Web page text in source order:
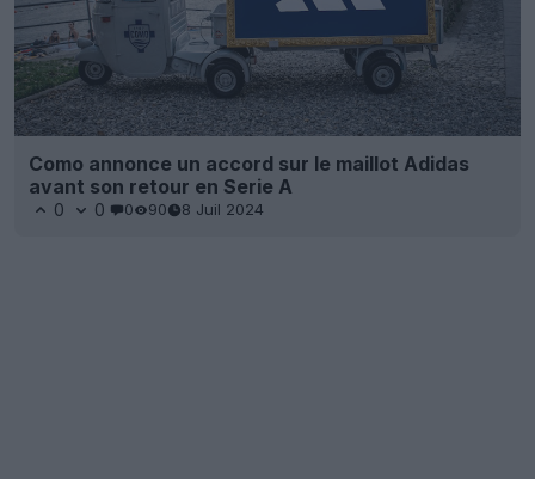
Como annonce un accord sur le maillot Adidas
avant son retour en Serie A
0 0 0 90 8 Juil 2024